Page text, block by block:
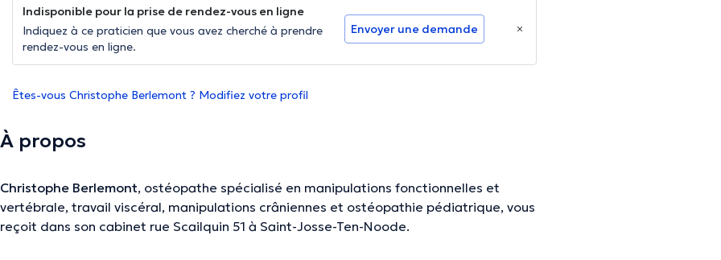
Indisponible pour la prise de rendez-vous en ligne
Indiquez à ce praticien que vous avez cherché à prendre
rendez-vous en ligne.
Envoyer une demande
Êtes-vous Christophe Berlemont ? Modifiez votre profil
À propos
Christophe Berlemont, ostéopathe spécialisé en manipulations fonctionnelles et
vertébrale, travail viscéral, manipulations crâniennes et ostéopathie pédiatrique, vous
reçoit dans son cabinet rue Scailquin 51 à Saint-Josse-Ten-Noode.